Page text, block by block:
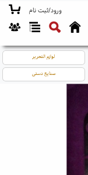
ورود/ثبت نام
لوازم التحریر
صنایع دستی